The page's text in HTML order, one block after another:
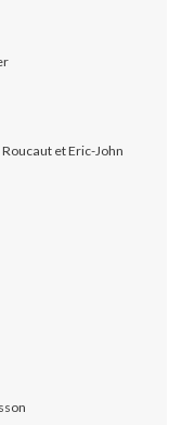
Roucaut et Eric-John